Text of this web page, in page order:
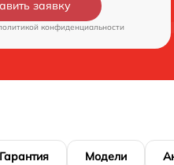
заявку
конфиденциальности
Гарантия Модели